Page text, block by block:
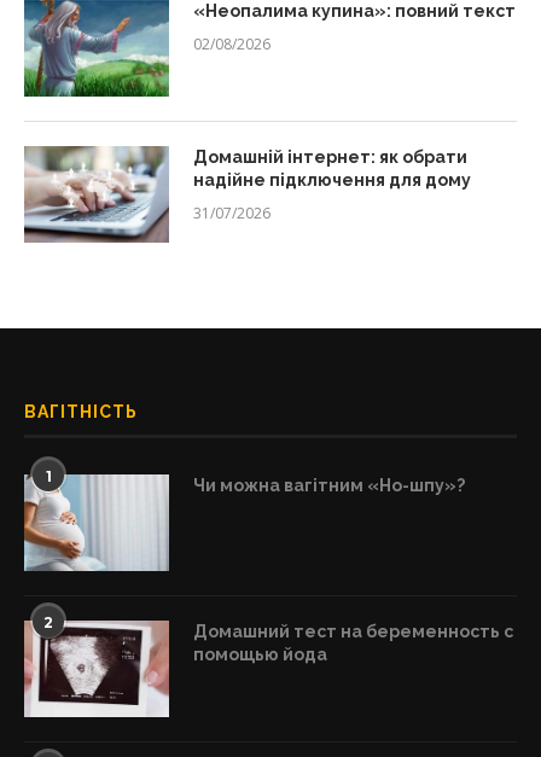
«Неопалима купина»: повний текст
02/08/2026
Домашній інтернет: як обрати
надійне підключення для дому
31/07/2026
ВАГІТНІСТЬ
1 Чи можна вагітним «Но-шпу»?
2
Домашний тест на беременность с
помощью йода